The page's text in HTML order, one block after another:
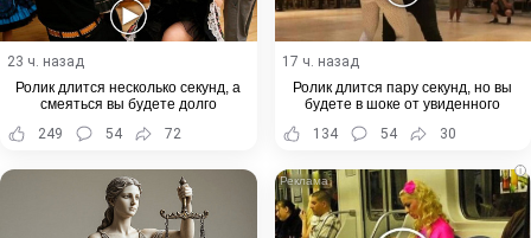
23 ч. назад
Ролик длится несколько секунд, а
смеяться вы будете долго
249
54 72
17 ч. назад
Ролик длится пару секунд, но вы
будете в шоке от увиденного
134
54 30
i